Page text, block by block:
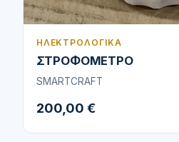
ΗΛΕΚΤΡΟΛΟΓΙΚΆ
ΣΤΡΟΦΟΜΕΤΡΟ
SMARTCRAFT
200,00 €